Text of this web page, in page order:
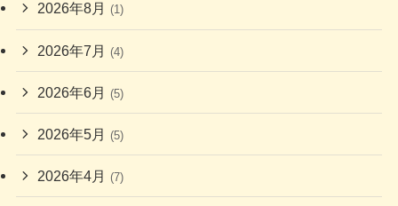
2026年8月 (1)
2026年7月 (4)
2026年6月 (5)
2026年5月 (5)
2026年4月 (7)